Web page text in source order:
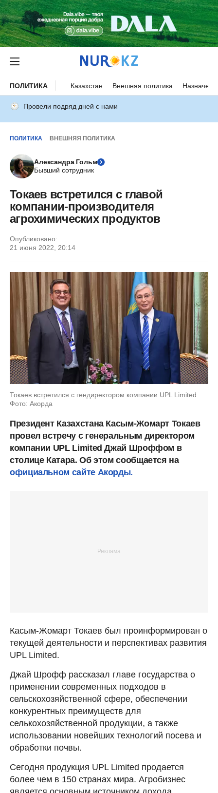
ПОЛИТИКА Казахстан Внешняя политика
Провели подряд дней с нами
ПОЛИТИКА ВНЕШНЯЯ ПОЛИТИКА
Александра Гольм
Бывший сотрудник
Токаев встретился с главой
компании-производителя
агрохимических продуктов
Опубликовано:
21 июня 2022, 20:14
Токаев встретился с гендиректором компании UPL Limited.
Фото: Акорда
Президент Казахстана Касым-Жомарт Токаев
провел встречу с генеральным директором
компании UPL Limited Джай Шроффом в
столице Катара. Об этом сообщается на
официальном сайте Акорды.
Касым-Жомарт Токаев был проинформирован о
текущей деятельности и перспективах развития
UPL Limited.
Джай Шрофф рассказал главе государства о
применении современных подходов в
сельскохозяйственной сфере, обеспечении
конкурентных преимуществ для
селькохозяйственной продукции, а также
использовании новейших технологий посева и
обработки почвы.
Сегодня продукция UPL Limited продается
более чем в 150 странах мира. Агробизнес